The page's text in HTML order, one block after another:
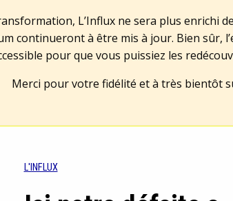
L’Influx ne sera plus enrichi
continueront à être mis à jour. Bien sûr,
pour que vous puissiez les
Merci pour votre fidélité et à très bientôt
L'INFLUX